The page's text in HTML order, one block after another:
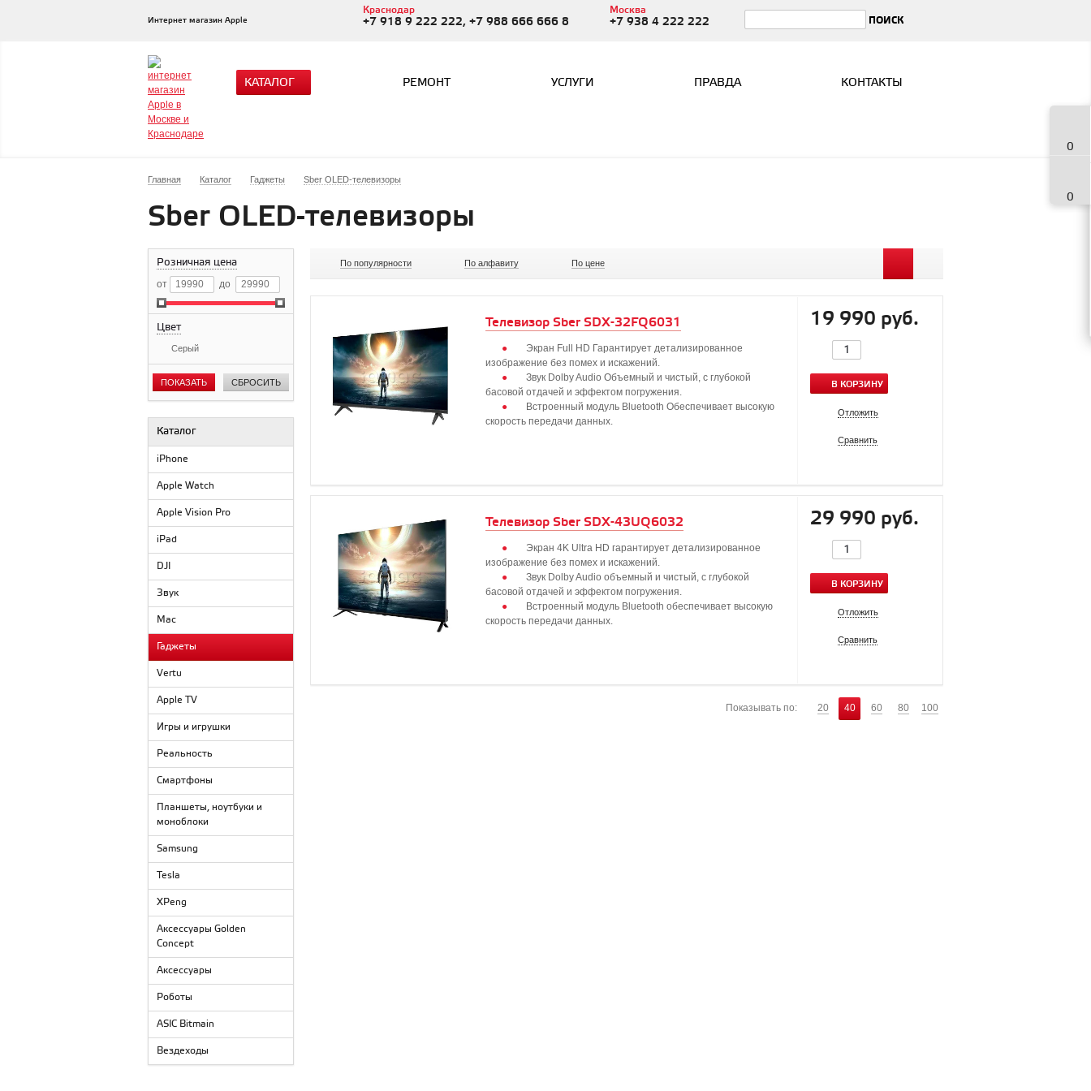
Интернет магазин Apple
Краснодар
+7 918 9 222 222, +7 988 666 666 8
Москва
+7 938 4 222 222
КАТАЛОГ РЕМОНТ УСЛУГИ ПРАВДА КОНТАКТЫ
0
0
Главная Каталог Гаджеты Sber OLED-телевизоры
Sber OLED-телевизоры
Розничная цена
от до
Цвет
Серый
ПОКАЗАТЬ СБРОСИТЬ
Каталог
iPhone
Apple Watch
Apple Vision Pro
iPad
DJI
Звук
Mac
Гаджеты
Vertu
Apple TV
Игры и игрушки
Реальность
Смартфоны
Планшеты, ноутбуки и
моноблоки
Samsung
Tesla
XPeng
Аксессуары Golden
Concept
Аксессуары
Роботы
ASIC Bitmain
Вездеходы
По популярности По алфавиту По цене
Телевизор Sber SDX-32FQ6031
Экран Full HD Гарантирует детализированное
изображение без помех и искажений.
Звук Dolby Audio Объемный и чистый, с глубокой
басовой отдачей и эффектом погружения.
Встроенный модуль Bluetooth Обеспечивает высокую
скорость передачи данных.
19 990 руб.
В КОРЗИНУ
Отложить
Сравнить
Телевизор Sber SDX-43UQ6032
Экран 4K Ultra HD гарантирует детализированное
изображение без помех и искажений.
Звук Dolby Audio объемный и чистый, с глубокой
басовой отдачей и эффектом погружения.
Встроенный модуль Bluetooth обеспечивает высокую
скорость передачи данных.
29 990 руб.
В КОРЗИНУ
Отложить
Сравнить
Показывать по: 20 40 60 80 100